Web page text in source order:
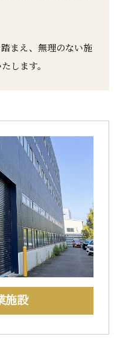
まえ、無理のない施
します。
施設